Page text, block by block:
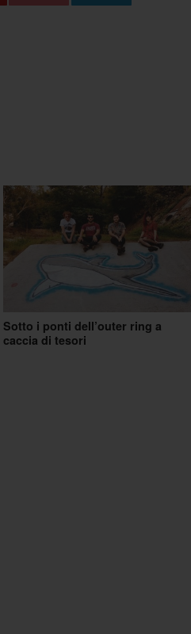
Sotto i ponti dell’outer ring a
caccia di tesori